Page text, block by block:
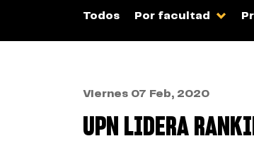
Todos Por facultad
Viernes 07 Feb, 2020
UPN LIDERA